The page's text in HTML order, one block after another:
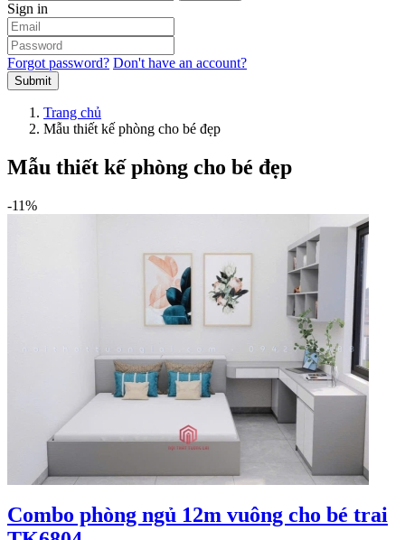
Sign in
Forgot password? Don't have an account?
Submit
Trang chủ
Mẫu thiết kế phòng cho bé đẹp
Mẫu thiết kế phòng cho bé đẹp
-11%
Combo phòng ngủ 12m vuông cho bé trai